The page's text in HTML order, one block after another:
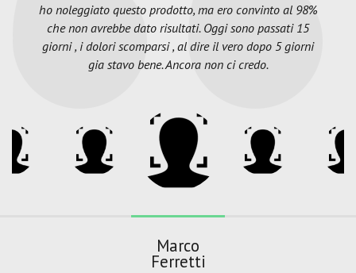
ho noleggiato questo prodotto, ma ero convinto al 98%
che non avrebbe dato risultati. Oggi sono passati 15
giorni , i dolori scomparsi , al dire il vero dopo 5 giorni
gia stavo bene. Ancora non ci credo.
Marco
Ferretti